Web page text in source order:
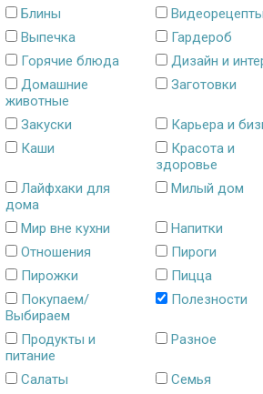
Блины
Видеорецепты
Выпечка
Гардероб
Горячие блюда
Дизайн и
Домашние
животные
Заготовки
Закуски
Карьера и
Каши
Красота и
здоровье
Лайфхаки для
дома
Милый дом
Мир вне кухни
Напитки
Отношения
Пироги
Пирожки
Пицца
Покупаем/
Выбираем
Полезности
Продукты и
питание
Разное
Салаты
Семья